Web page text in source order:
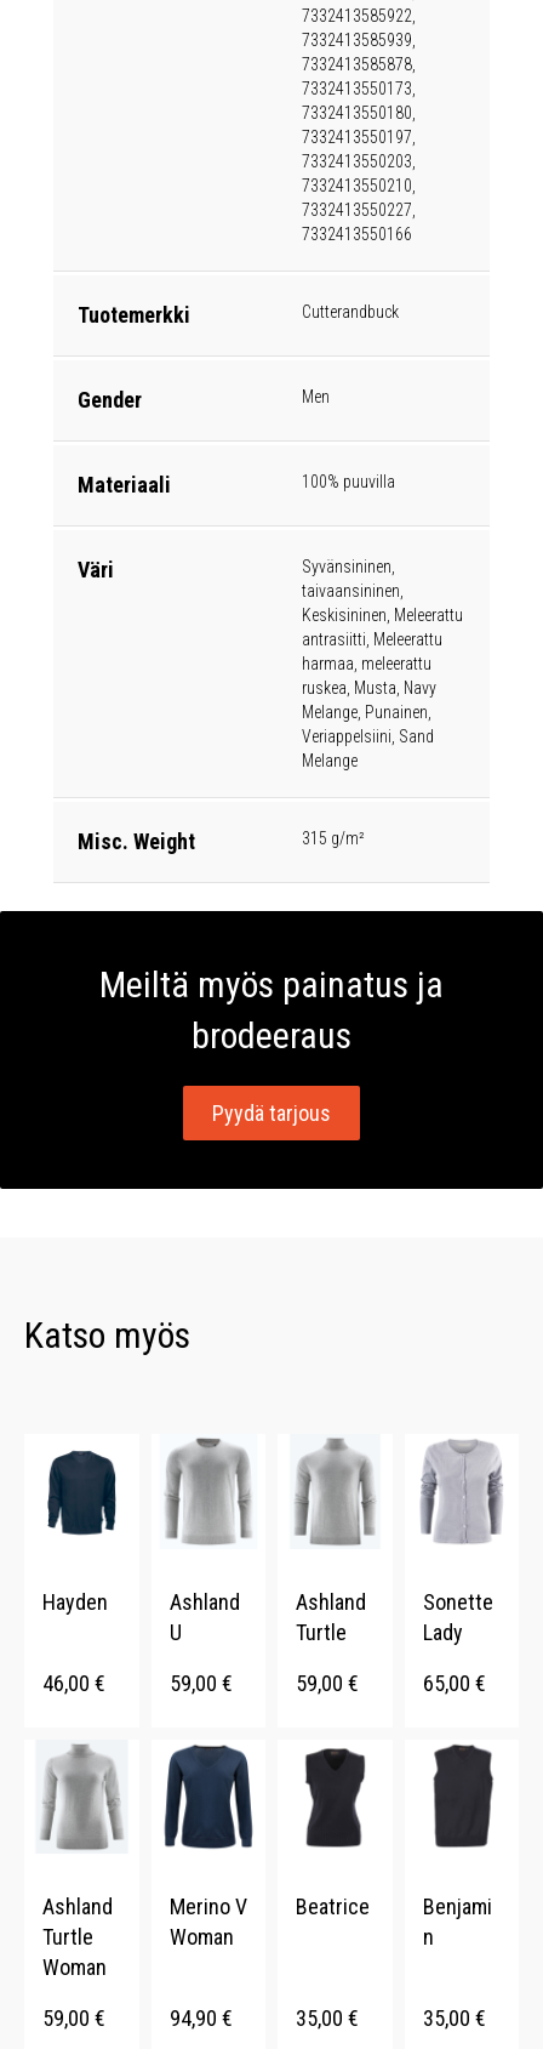
7332413585922,
7332413585939,
7332413585878,
7332413550173,
7332413550180,
7332413550197,
7332413550203,
7332413550210,
7332413550227,
7332413550166
Tuotemerkki Cutterandbuck
Gender Men
Materiaali 100% puuvilla
Väri
Syvänsininen,
taivaansininen,
Keskisininen, Meleerattu
antrasiitti, Meleerattu
harmaa, meleerattu
ruskea, Musta, Navy
Melange, Punainen,
Veriappelsiini, Sand
Melange
Misc. Weight 315 g/m²
Meiltä myös painatus ja
brodeeraus
Pyydä tarjous
Katso myös
Hayden
46,00 €
Ashland
U
59,00 €
Ashland
Turtle
59,00 €
Sonette
Lady
65,00 €
Ashland
Turtle
Woman
59,00 €
Merino V
Woman
94,90 €
Beatrice
35,00 €
Benjami
n
35,00 €